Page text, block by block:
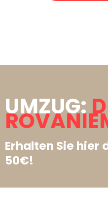
UMZUG:
Erhalten Sie hier
50€!